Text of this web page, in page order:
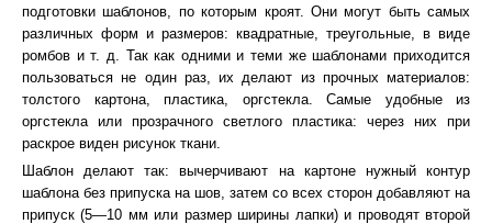
подготовки шаблонов, по которым кроят. Они могут быть самых
различных форм и размеров: квадратные, треугольные, в виде
ромбов и т. д. Так как одними и теми же шаблонами приходится
пользоваться не один раз, их делают из прочных материалов:
толстого картона, пластика, оргстекла. Самые удобные из
оргстекла или прозрачного светлого пластика: через них при
раскрое виден рисунок ткани.
Шаблон делают так: вычерчивают на картоне нужный контур
шаблона без припуска на шов, затем со всех сторон добавляют на
припуск (5—10 мм или размер ширины лапки) и проводят второй